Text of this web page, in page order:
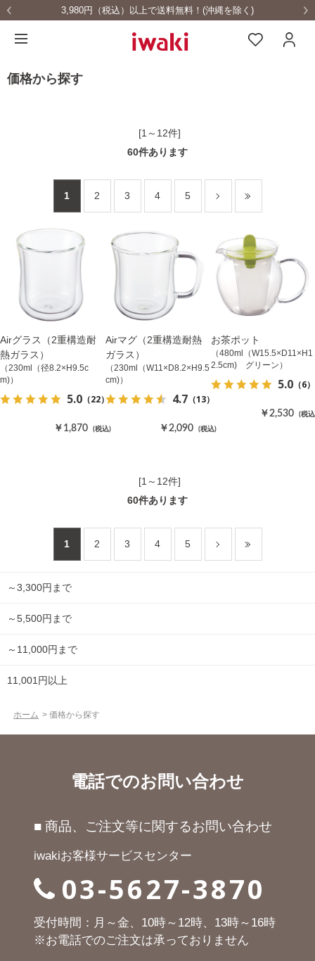
！(沖縄を除く) 耐熱ガラス食器を安全にご使
価格から探す
[1～12件]
60件あります
1 2 3 4 5
Airグラス（2重構造耐
熱ガラス）
（230ml（径8.2×H9.5c
m)）
￥1,870 (税込)
5.0 （22）
Airマグ（2重構造耐熱
ガラス）
（230ml（W11×D8.2×H9.5
cm)）
￥2,090 (税込)
4.7 （13）
お茶ポット
（480ml（W15.5×D11×H1
2.5cm) グリーン）
￥2,530 (税
5.0 （6）
[1～12件]
60件あります
1 2 3 4 5
～3,300円まで
～5,500円まで
～11,000円まで
11,001円以上
ホーム >価格から探す
電話でのお問い合わせ
■ 商品、ご注文等に関するお問い合わせ
iwakiお客様サービスセンター
03-5627-3870
受付時間：月～金、10時～12時、13時～16時
※お電話でのご注文は承っておりません